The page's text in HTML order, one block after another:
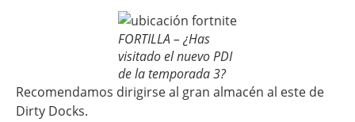
FORTILLA – ¿Has
visitado el nuevo PDI
de la temporada 3?
Recomendamos dirigirse al gran almacén al este de
Dirty Docks.